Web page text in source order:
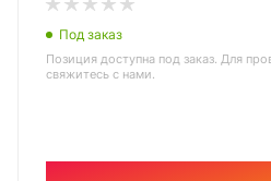
Под заказ
Позиция доступна под заказ. Для
свяжитесь с нами.